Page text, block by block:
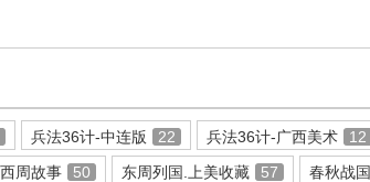
兵法36计-中连版 22 兵法36计-广西美术 12
周故事 50 东周列国.上美收藏 57 春秋战国